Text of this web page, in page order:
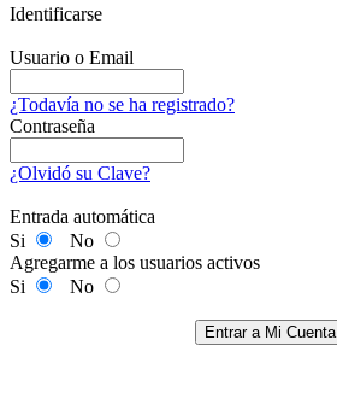
Identificarse
Usuario o Email
¿Todavía no se ha registrado?
Contraseña
¿Olvidó su Clave?
Entrada automática
Si
No
Agregarme a los usuarios activos
Si
No
Entrar a Mi Cuenta